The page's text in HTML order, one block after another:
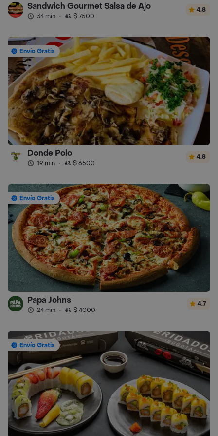
Sandwich Gourmet Salsa de Ajo
34 min · $ 7500
4.8
Envío Gratis
Donde Polo
19 min · $ 6500
4.8
Envío Gratis
Papa Johns
24 min · $ 4000
4.7
Envío Gratis